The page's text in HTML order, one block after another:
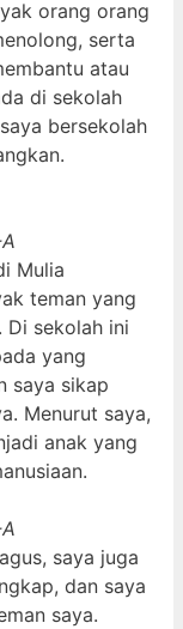
orang orang
serta
atau
di sekolah
bersekolah
Mulia
teman yang
Di sekolah ini
yang
saya sikap
Menurut saya,
anak yang
saya juga
dan saya
saya.